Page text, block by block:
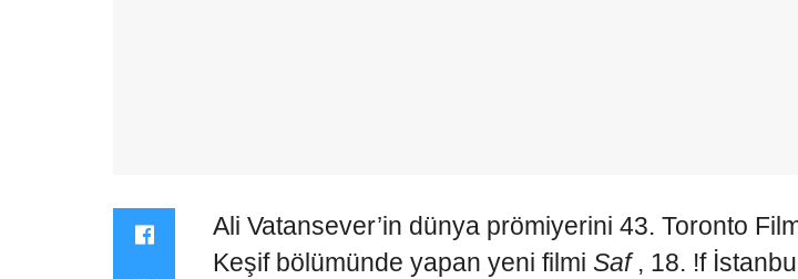
Ali Vatansever’in dünya prömiyerini 43. Toronto
Keşif bölümünde yapan yeni filmi Saf, 18. !f